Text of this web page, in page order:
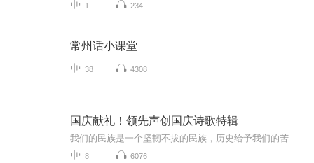
1 234
常州话小课堂
38 4308
国庆献礼！领先声创国庆诗歌特辑
8 6076